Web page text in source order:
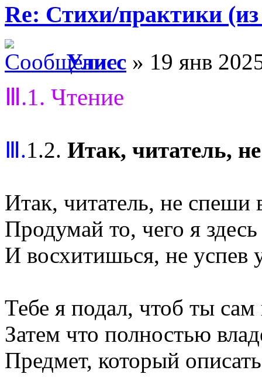
Re: Стихи/практики
Улисс » 19 янв
Ⅲ.1. Чтение
Ⅲ.1.2. Итак, читатель,
Итак, читатель, не спеши
Продумай то, чего я здесь
И восхитишься, не успев
Тебе я подал, чтоб ты сам
Затем что полностью
Предмет, который